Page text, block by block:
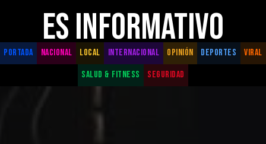
ES INFORMATIVO
PORTADA NACIONAL LOCAL INTERNACIONAL OPINIÓN DEPORTES
VIRAL
SALUD & FITNESS
SEGURIDAD